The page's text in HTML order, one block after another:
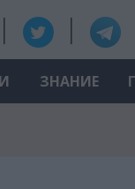
ЗНАНИЕ